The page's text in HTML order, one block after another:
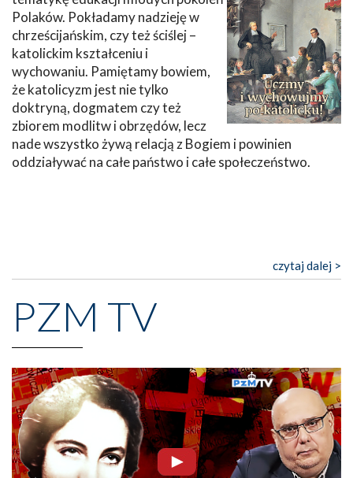
Polaków. Pokładamy nadzieję w
chrześcijańskim, czy też ściślej –
katolickim kształceniu i
wychowaniu. Pamiętamy bowiem,
że katolicyzm jest nie tylko
doktryną, dogmatem czy też
zbiorem modlitw i obrzędów, lecz
nade wszystko żywą relacją z Bogiem i powinien
oddziaływać na całe państwo i całe społeczeństwo.
czytaj dalej >
PZM TV